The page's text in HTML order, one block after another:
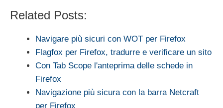
Related Posts:
Navigare più sicuri con WOT per Firefox
Flagfox per Firefox, tradurre e verificare un sito
Con Tab Scope l'anteprima delle schede in
Firefox
Navigazione più sicura con la barra Netcraft
per Firefox